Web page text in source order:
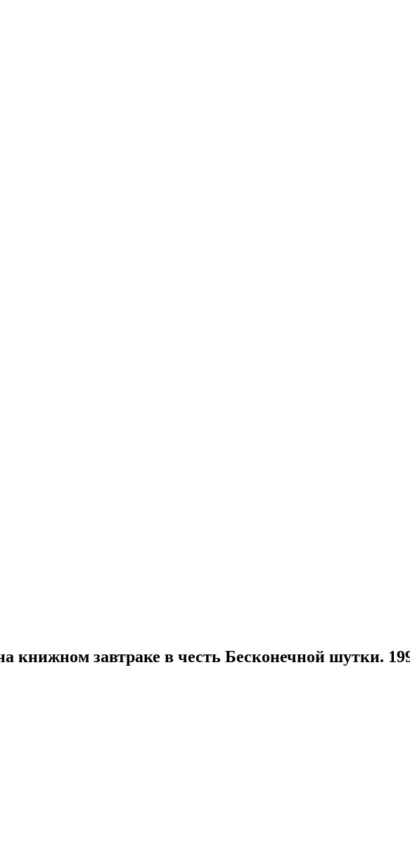
книжном завтраке в честь Бесконечной шутки.